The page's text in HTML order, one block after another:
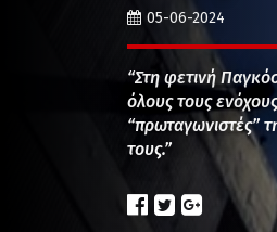
05-06-2024
“Στη φετινή
όλους τους
“πρωταγωνιστές”
τους.”